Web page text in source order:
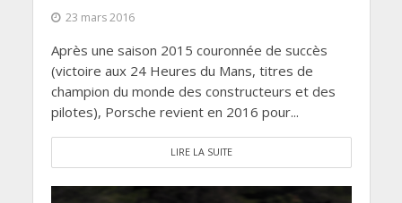
23 mars 2016
Après une saison 2015 couronnée de succès
(victoire aux 24 Heures du Mans, titres de
champion du monde des constructeurs et des
pilotes), Porsche revient en 2016 pour...
LIRE LA SUITE